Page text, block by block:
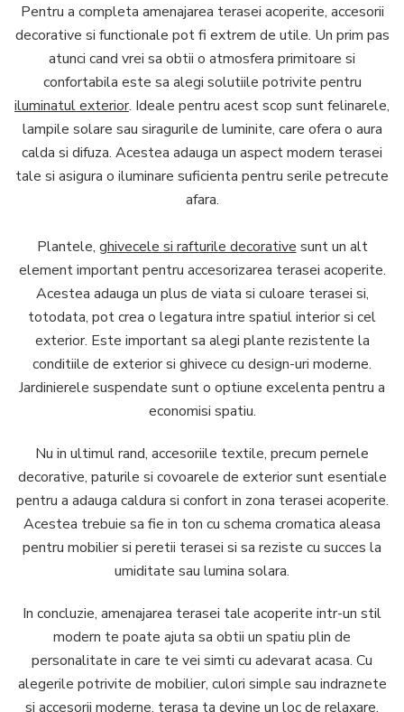
Pentru a completa amenajarea terasei acoperite, accesorii
decorative si functionale pot fi extrem de utile. Un prim pas
atunci cand vrei sa obtii o atmosfera primitoare si
confortabila este sa alegi solutiile potrivite pentru
iluminatul exterior. Ideale pentru acest scop sunt felinarele,
lampile solare sau siragurile de luminite, care ofera o aura
calda si difuza. Acestea adauga un aspect modern terasei
tale si asigura o iluminare suficienta pentru serile petrecute
afara.
Plantele, ghivecele si rafturile decorative sunt un alt
element important pentru accesorizarea terasei acoperite.
Acestea adauga un plus de viata si culoare terasei si,
totodata, pot crea o legatura intre spatiul interior si cel
exterior. Este important sa alegi plante rezistente la
conditiile de exterior si ghivece cu design-uri moderne.
Jardinierele suspendate sunt o optiune excelenta pentru a
economisi spatiu.
Nu in ultimul rand, accesoriile textile, precum pernele
decorative, paturile si covoarele de exterior sunt esentiale
pentru a adauga caldura si confort in zona terasei acoperite.
Acestea trebuie sa fie in ton cu schema cromatica aleasa
pentru mobilier si peretii terasei si sa reziste cu succes la
umiditate sau lumina solara.
In concluzie, amenajarea terasei tale acoperite intr-un stil
modern te poate ajuta sa obtii un spatiu plin de
personalitate in care te vei simti cu adevarat acasa. Cu
alegerile potrivite de mobilier, culori simple sau indraznete
si accesorii moderne, terasa ta devine un loc de relaxare,